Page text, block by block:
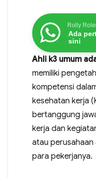
Rolly
Ada
sini
Ahli k3 umum
memiliki
kompetensi
kesehatan kerja
bertanggung
kerja dan
atau perusahaan
para pekerjanya.